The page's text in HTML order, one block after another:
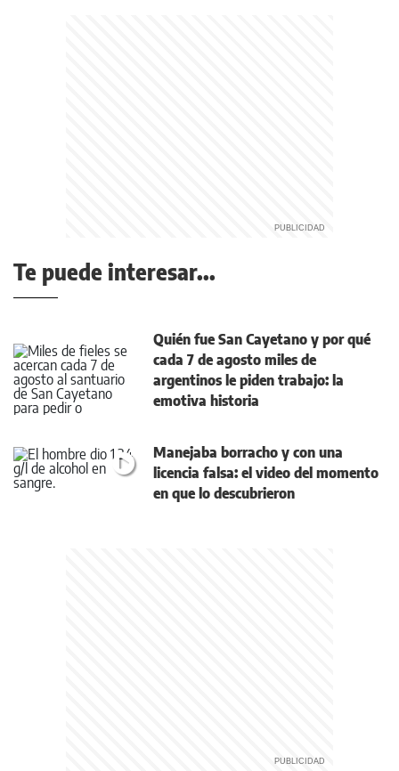
Te puede interesar...
Quién fue San Cayetano y por qué
cada 7 de agosto miles de
argentinos le piden trabajo: la
emotiva historia
Manejaba borracho y con una
licencia falsa: el video del momento
en que lo descubrieron